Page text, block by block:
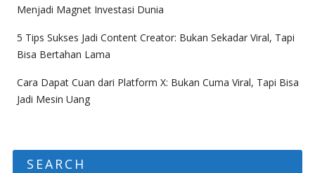
Menjadi Magnet Investasi Dunia
5 Tips Sukses Jadi Content Creator: Bukan Sekadar Viral, Tapi
Bisa Bertahan Lama
Cara Dapat Cuan dari Platform X: Bukan Cuma Viral, Tapi Bisa
Jadi Mesin Uang
SEARCH